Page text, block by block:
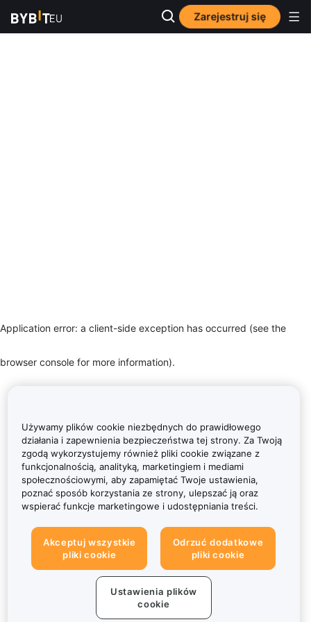
Zarejestruj się
Application error: a client-side exception has occurred (see the
browser console for more information).
Używamy plików cookie niezbędnych do prawidłowego
działania i zapewnienia bezpieczeństwa tej strony. Za Twoją
zgodą wykorzystujemy również pliki cookie związane z
funkcjonalnością, analityką, marketingiem i mediami
społecznościowymi, aby zapamiętać Twoje ustawienia,
poznać sposób korzystania ze strony, ulepszać ją oraz
wspierać funkcje marketingowe i udostępniania treści.
Akceptuj wszystkie
pliki cookie
Odrzuć dodatkowe
pliki cookie
Ustawienia plików
cookie